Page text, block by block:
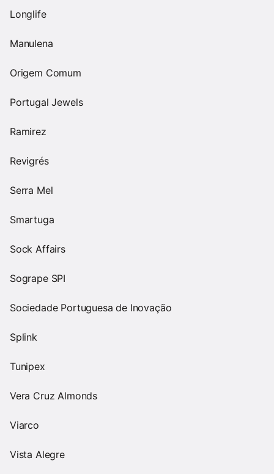
Longlife
Manulena
Origem Comum
Portugal Jewels
Ramirez
Revigrés
Serra Mel
Smartuga
Sock Affairs
Sogrape SPI
Sociedade Portuguesa de Inovação
Splink
Tunipex
Vera Cruz Almonds
Viarco
Vista Alegre